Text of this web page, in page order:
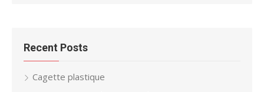
Recent Posts
Cagette plastique